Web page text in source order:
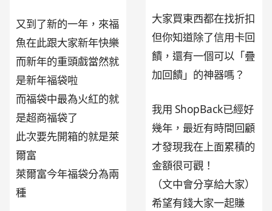
大家買東西都在找折扣
但你知道除了信用卡回
饋，還有一個可以「疊
加回饋」的神器嗎？
我用 ShopBack已經好
幾年，最近有時間回顧
才發現我在上面累積的
金額很可觀！
（文中會分享給大家）
希望有錢大家一起賺
又到了新的一年，來福
魚在此跟大家新年快樂
而新年的重頭戲當然就
是新年福袋啦
而福袋中最為火紅的就
是超商福袋了
此次要先開箱的就是萊
爾富
萊爾富今年福袋分為兩
種